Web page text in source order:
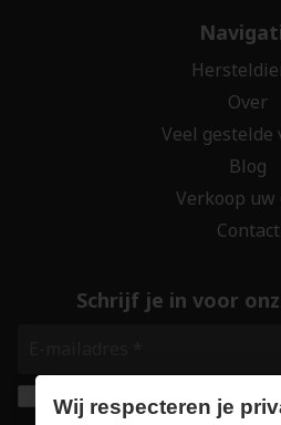
Over
Veel gestelde
Blog
Verkoop uw
Contact
Schrijf je in voor
Ik geef de toestemming om
Wij respecteren je